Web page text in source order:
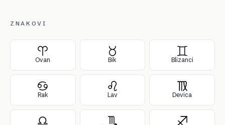
ZNAKOVI
Ovan Bik Blizanci
Rak Lav Devica